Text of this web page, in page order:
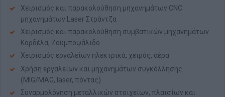
Χειρισμός και παρακολούθηση μηχανημάτων CNC
μηχανημάτων Laser Στράντζα
Χειρισμός και παρακολούθηση συμβατικών μηχανημάτων
Κορδέλα, Ζουμποψάλιδο
Χειρισμός εργαλείων ηλεκτρικά, χειρός, αέρα
Χρήση εργαλείων και μηχανημάτων συγκόλλησης
(MIG/MAG, laser, πόντας)
Συναρμολόγηση μεταλλικών στοιχείων, πλαισίων και